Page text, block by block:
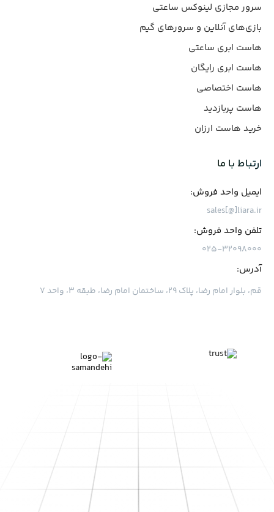
سرور مجازی لینوکس ساعتی
بازی‌های آنلاین و سرورهای گیم
هاست ابری ساعتی
هاست ابری رایگان
هاست اختصاصی
هاست پربازدید
خرید هاست ارزان
ارتباط با ما
ایمیل واحد فروش:
sales[@]liara.ir
تلفن واحد فروش:
۰۲۵-۳۲۰۹۸۰۰۰
آدرس:
قم، بلوار امام رضا، پلاک ۲۹، ساختمان امام رضا، طبقه ۳، واحد ۷